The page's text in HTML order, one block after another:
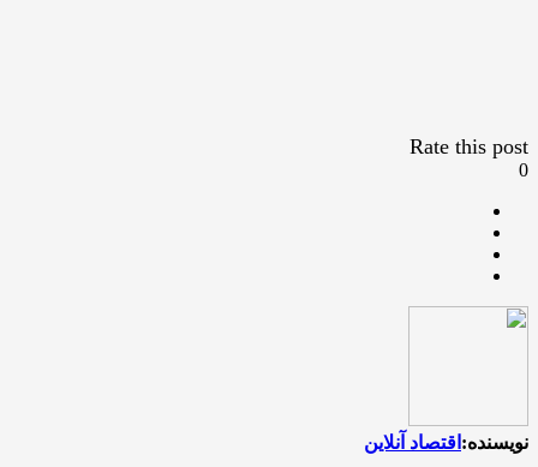
Rate this post
0
نویسنده: اقتصاد آنلاین